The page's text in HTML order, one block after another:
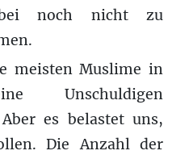
noch nicht zu
meisten Muslime in
Unschuldigen
es belastet uns,
Die Anzahl der